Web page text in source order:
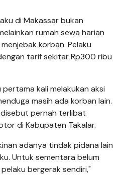
di Makassar bukan
rumah sewa harian
korban. Pelaku
tarif sekitar Rp300 ribu
kali melakukan aksi
masih ada korban lain.
disebut pernah terlibat
di Kabupaten Takalar.
adanya tindak pidana lain
Untuk sementara belum
bergerak sendiri,"